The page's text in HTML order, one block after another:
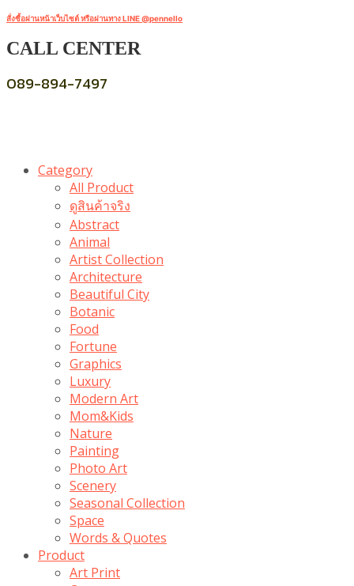
สั่งซื้อผ่านหน้าเว็บไซต์ หรือผ่านทาง LINE @pennello
CALL CENTER
089-894-7497
Category
All Product
ดูสินค้าจริง
Abstract
Animal
Artist Collection
Architecture
Beautiful City
Botanic
Food
Fortune
Graphics
Luxury
Modern Art
Mom&Kids
Nature
Painting
Photo Art
Scenery
Seasonal Collection
Space
Words & Quotes
Product
Art Print